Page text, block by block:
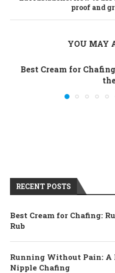
proof and
YOU MAY
Best Cream for
RECENT POSTS
Best Cream for Chafing:
Rub
Running Without Pain: A
Nipple Chafing